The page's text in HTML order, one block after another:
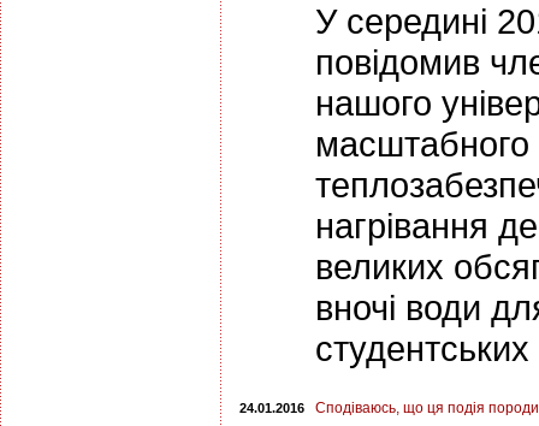
У середині
повідомив
нашого
масштабного
нагрівання
великих
вночі води
24.01.2016 Сподіваюсь, що ця подія